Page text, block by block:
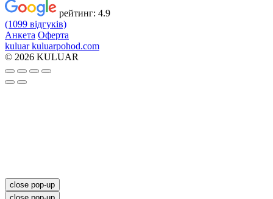
рейтинг: 4.9
(1099 відгуків)
Анкета Оферта
kuluar kuluarpohod.com
© 2026 KULUAR
close pop-up